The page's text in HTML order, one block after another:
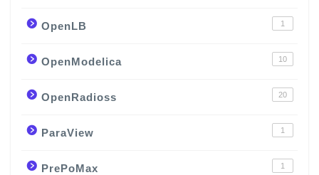
OpenLB 1
OpenModelica 10
OpenRadioss 20
ParaView 1
PrePoMax 1